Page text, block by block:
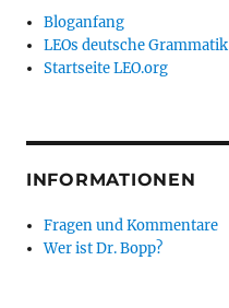
Bloganfang
LEOs deutsche Grammatik
Startseite LEO.org
INFORMATIONEN
Fragen und Kommentare
Wer ist Dr. Bopp?